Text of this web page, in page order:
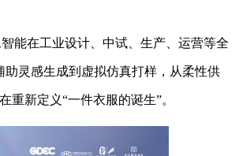
能在工业设计、中试、生产、运营等全
灵感生成到虚拟仿真打样，从柔性供
新定义“一件衣服的诞生”。